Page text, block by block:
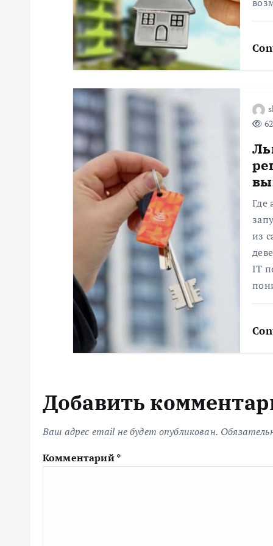
Где
из
IT
Добавить
Ваш адрес email не будет опубликован.
Комментарий*